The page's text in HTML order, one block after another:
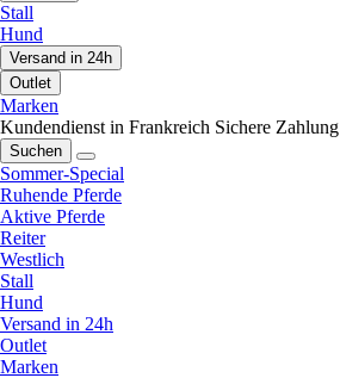
Stall
Hund
Versand in 24h
Outlet
Marken
Kundendienst in Frankreich Sichere Zahlung
Suchen
Sommer-Special
Ruhende Pferde
Aktive Pferde
Reiter
Westlich
Stall
Hund
Versand in 24h
Outlet
Marken